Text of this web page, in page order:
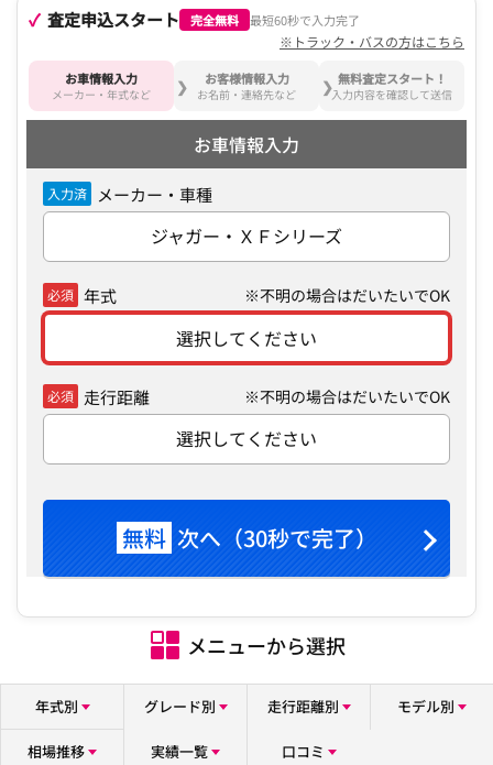
査定申込スタート 完全無料 最短60秒で入力完了
※トラック・バスの方はこちら
お車情報入力
メーカー・年式など
お客様情報入力
お名前・連絡先など
無料査定スタート！
入力内容を確認して送信
お車情報入力
入力済 メーカー・車種
ジャガー・ＸＦシリーズ
必須 年式 ※不明の場合はだいたいでOK
選択してください
必須 走行距離 ※不明の場合はだいたいでOK
選択してください
無料 次へ（30秒で完了）
メニューから選択
年式別 グレード別 走行距離別 モデル別
相場推移 実績一覧 口コミ